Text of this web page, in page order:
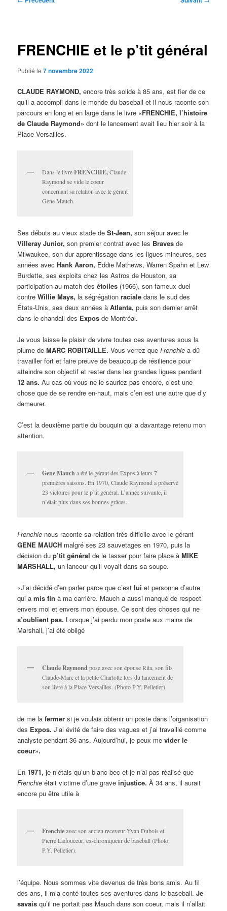
FRENCHIE et le p’tit général
Publié le7 novembre 2022
CLAUDE RAYMOND, encore très solide à 85 ans, est fier de ce
qu’il a accompli dans le monde du baseball et il nous raconte son
parcours en long et en large dans le livre «FRENCHIE, l’histoire
de Claude Raymond» dont le lancement avait lieu hier soir à la
Place Versailles.
Dans le livreFRENCHIE,Claude
Raymond se vide le coeur
concernant sa relation avec le gérant
Gene Mauch.
Ses débuts au vieux stade deSt-Jean, son séjour avec le
Villeray Junior, son premier contrat avec les Braves de
Milwaukee, son dur apprentissage dans les ligues mineures, ses
années avecHank Aaron, Eddie Mathews, Warren Spahn et Lew
Burdette, ses exploits chez les Astros de Houston, sa
participation au match desétoiles (1966), son fameux duel
contreWillie Mays, la ségrégationraciale dans le sud des
États-Unis, ses deux années àAtlanta, puis son dernier arrêt
dans le chandail des Expos de Montréal.
Je vous laisse le plaisir de vivre toutes ces aventures sous la
plume deMARC ROBITAILLE.Vous verrez queFrenchie a dû
travailler fort et faire preuve de beaucoup de résilience pour
atteindre son objectif et rester dans les grandes ligues pendant
12 ans. Au cas où vous ne le sauriez pas encore, c’est une
chose que de se rendre en-haut, mais c’en est une autre que d’y
demeurer.
C’est la deuxième partie du bouquin qui a davantage retenu mon
attention.
Gene Mauch a été le gérant des Expos à leurs 7
premières saisons. En 1970, Claude Raymond a préservé
23 victoires pour le p’tit général. L’année suivante, il
n’était plus dans ses bonnes grâces.
Frenchie nous raconte sa relation très difficile avec le gérant
GENE MAUCH malgré ses 23 sauvetages en 1970, puis la
décision dup’tit général de le tasser pour faire place àMIKE
MARSHALL, un lanceur qu’il voyait dans sa soupe.
«J’ai décidé d’en parler parce que c’estlui et personne d’autre
qui amis fin à ma carrière. Mauch a aussi manqué de respect
envers moi et envers mon épouse. Ce sont des choses qui ne
s’oublient pas. Lorsque j’ai perdu mon poste aux mains de
Marshall, j’ai été obligé
Claude Raymond pose avec son épouse Rita, son fils
Claude-Marc et la petite Charlotte lors du lancement de
son livre à la Place Versailles. (Photo P.Y. Pelletier)
de me lafermer si je voulais obtenir un poste dans l’organisation
des Expos. J’ai évité de faire des vagues et j’ai travaillé comme
analyste pendant 36 ans. Aujourd’hui, je peux mevider le
coeur».
En1971, je n’étais qu’un blanc-bec et je n’ai pas réalisé que
Frenchie était victime d’une graveinjustice.À 34 ans, il aurait
encore pu être utile à
Frenchieavec son ancien receveur Yvan Dubois et
Pierre Ladouceur, ex-chroniqueur de baseball (Photo
P.Y. Pelletier).
l’équipe. Nous sommes vite devenus de très bons amis. Au fil
des ans, il m’a conté toutes ses aventures dans le baseball.Je
savais qu’il ne portait pas Mauch dans son coeur, mais il n’allait